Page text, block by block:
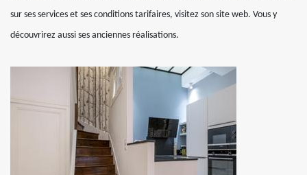
sur ses services et ses conditions tarifaires, visitez son site web. Vous y
découvrirez aussi ses anciennes réalisations.